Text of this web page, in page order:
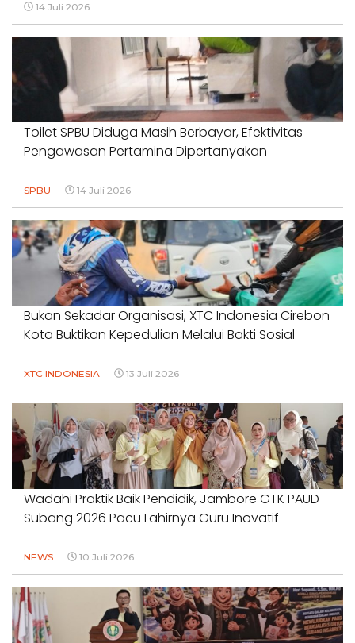
14 Juli 2026
Toilet SPBU Diduga Masih Berbayar, Efektivitas
Pengawasan Pertamina Dipertanyakan
SPBU 14 Juli 2026
Bukan Sekadar Organisasi, XTC Indonesia Cirebon
Kota Buktikan Kepedulian Melalui Bakti Sosial
XTC INDONESIA 13 Juli 2026
Wadahi Praktik Baik Pendidik, Jambore GTK PAUD
Subang 2026 Pacu Lahirnya Guru Inovatif
NEWS 10 Juli 2026